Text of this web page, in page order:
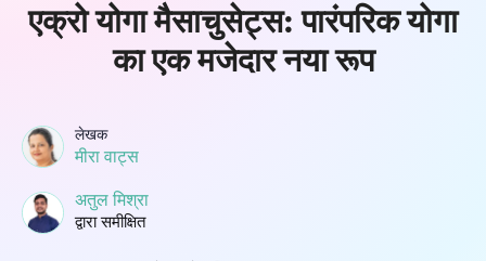
एक्रो योगा मैसाचुसेट्स: पारंपरिक योगा
का एक मजेदार नया रूप
लेखक
मीरा वाट्स
अतुल मिश्रा
द्वारा समीक्षित